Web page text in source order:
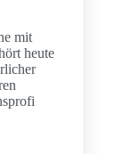
mit
heute